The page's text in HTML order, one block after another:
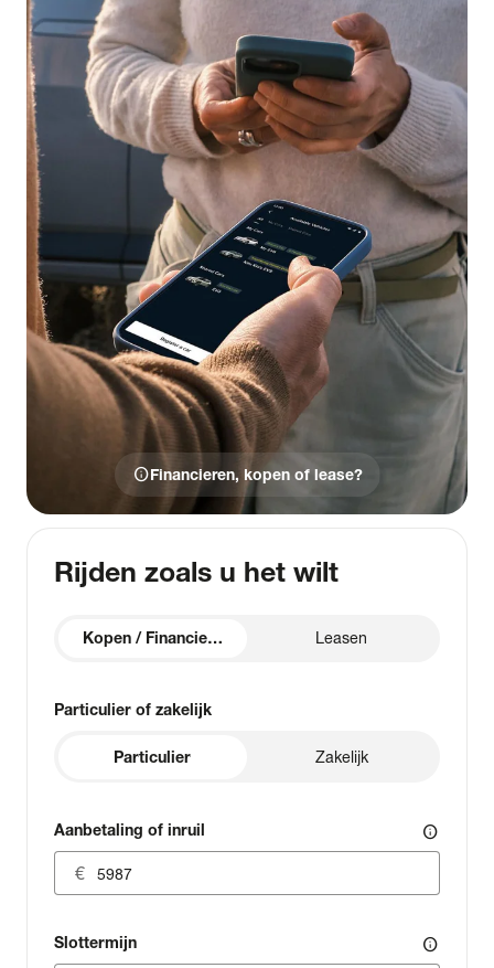
infoFinancieren, kopen of lease?
Rijden zoals u het wilt
Kopen / Financieren Leasen
Particulier of zakelijk
Particulier Zakelijk
Aanbetaling of inruil info
Slottermijn info